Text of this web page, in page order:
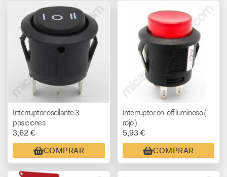
Interruptor oscilante 3
posiciones
3,62 €
COMPRAR
Interruptor on-off luminoso (
rojo )
5,93 €
COMPRAR